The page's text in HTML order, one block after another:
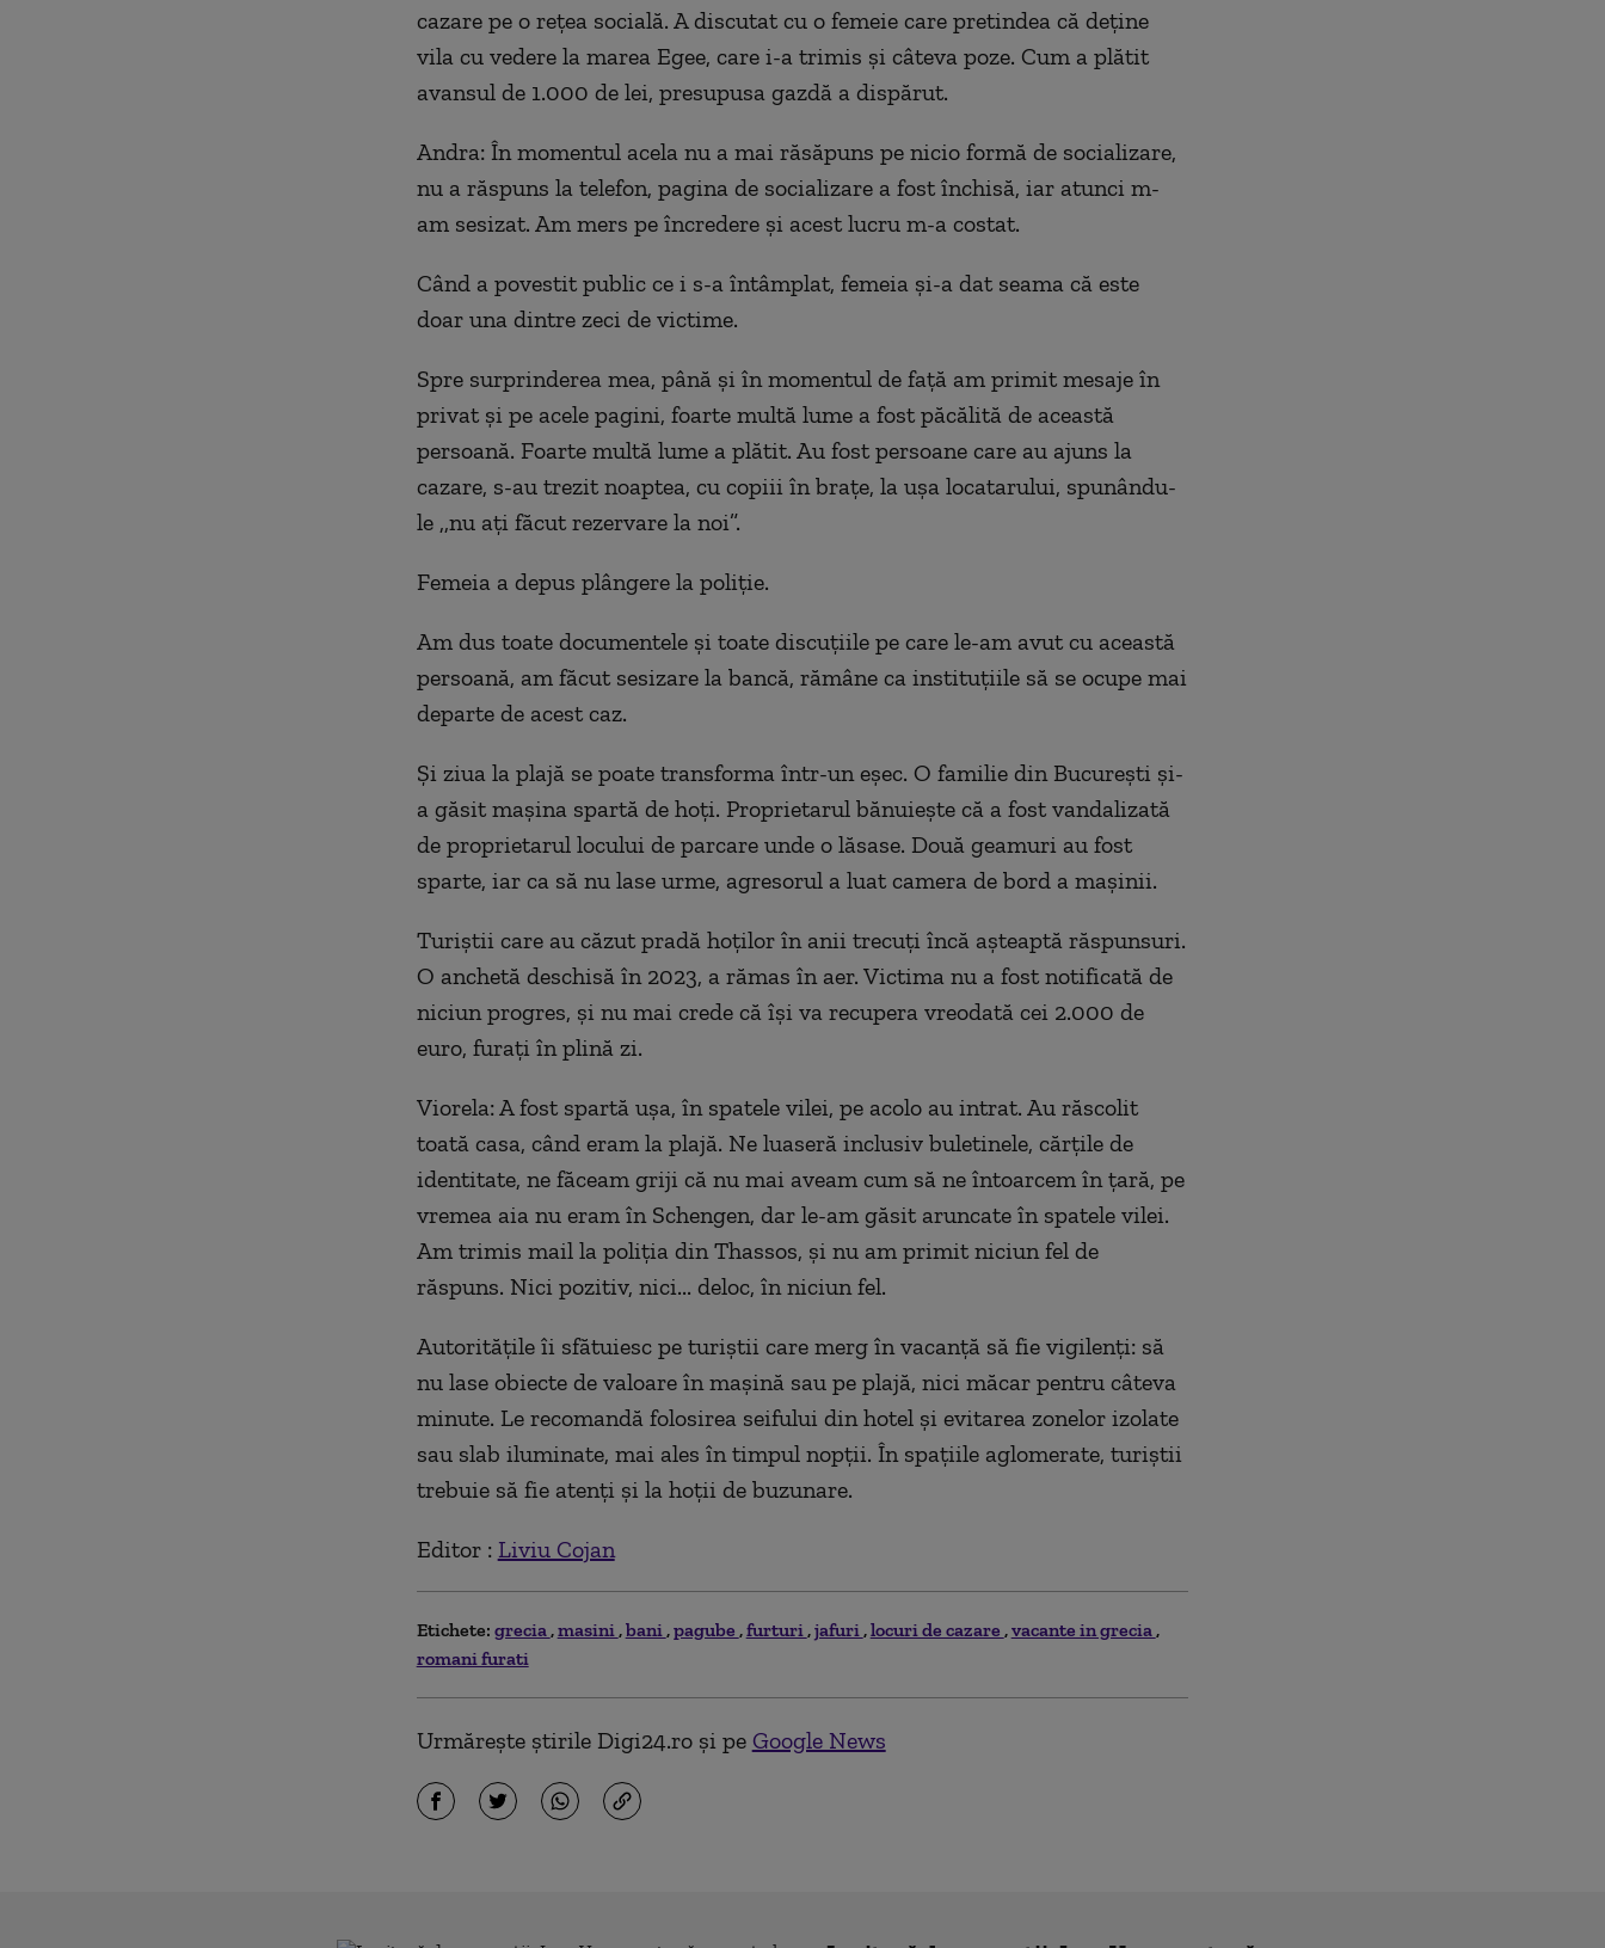
cazare pe o rețea socială. A discutat cu o femeie care pretindea că deține
vila cu vedere la marea Egee, care i-a trimis și câteva poze. Cum a plătit
avansul de 1.000 de lei, presupusa gazdă a dispărut.
Andra: În momentul acela nu a mai răsăpuns pe nicio formă de socializare,
nu a răspuns la telefon, pagina de socializare a fost închisă, iar atunci m-
am sesizat. Am mers pe încredere și acest lucru m-a costat.
Când a povestit public ce i s-a întâmplat, femeia și-a dat seama că este
doar una dintre zeci de victime.
Spre surprinderea mea, până și în momentul de față am primit mesaje în
privat și pe acele pagini, foarte multă lume a fost păcălită de această
persoană. Foarte multă lume a plătit. Au fost persoane care au ajuns la
cazare, s-au trezit noaptea, cu copiii în brațe, la ușa locatarului, spunându-
le ,,nu ați făcut rezervare la noi”.
Femeia a depus plângere la poliție.
Am dus toate documentele și toate discuțiile pe care le-am avut cu această
persoană, am făcut sesizare la bancă, rămâne ca instituțiile să se ocupe mai
departe de acest caz.
Și ziua la plajă se poate transforma într-un eșec. O familie din București și-
a găsit mașina spartă de hoți. Proprietarul bănuiește că a fost vandalizată
de proprietarul locului de parcare unde o lăsase. Două geamuri au fost
sparte, iar ca să nu lase urme, agresorul a luat camera de bord a mașinii.
Turiștii care au căzut pradă hoților în anii trecuți încă așteaptă răspunsuri.
O anchetă deschisă în 2023, a rămas în aer. Victima nu a fost notificată de
niciun progres, și nu mai crede că își va recupera vreodată cei 2.000 de
euro, furați în plină zi.
Viorela: A fost spartă ușa, în spatele vilei, pe acolo au intrat. Au răscolit
toată casa, când eram la plajă. Ne luaseră inclusiv buletinele, cărțile de
identitate, ne făceam griji că nu mai aveam cum să ne întoarcem în țară, pe
vremea aia nu eram în Schengen, dar le-am găsit aruncate în spatele vilei.
Am trimis mail la poliția din Thassos, și nu am primit niciun fel de
răspuns. Nici pozitiv, nici... deloc, în niciun fel.
Autoritățile îi sfătuiesc pe turiștii care merg în vacanță să fie vigilenți: să
nu lase obiecte de valoare în mașină sau pe plajă, nici măcar pentru câteva
minute. Le recomandă folosirea seifului din hotel și evitarea zonelor izolate
sau slab iluminate, mai ales în timpul nopții. În spațiile aglomerate, turiștii
trebuie să fie atenți și la hoții de buzunare.
Editor : Liviu Cojan
Etichete: grecia masini bani pagube furturi jafuri locuri de cazare vacante in grecia
romani furati
Urmărește știrile Digi24.ro și pe Google News